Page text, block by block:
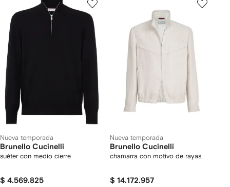
Nueva temporada
Brunello Cucinelli
suéter con medio cierre
$ 4.569.825
Nueva temporada
Brunello Cucinelli
chamarra con motivo de rayas
$ 14.172.957